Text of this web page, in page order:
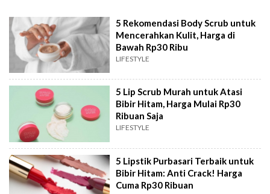
5 Rekomendasi Body Scrub untuk
Mencerahkan Kulit, Harga di
Bawah Rp30 Ribu
LIFESTYLE
5 Lip Scrub Murah untuk Atasi
Bibir Hitam, Harga Mulai Rp30
Ribuan Saja
LIFESTYLE
5 Lipstik Purbasari Terbaik untuk
Bibir Hitam: Anti Crack! Harga
Cuma Rp30 Ribuan